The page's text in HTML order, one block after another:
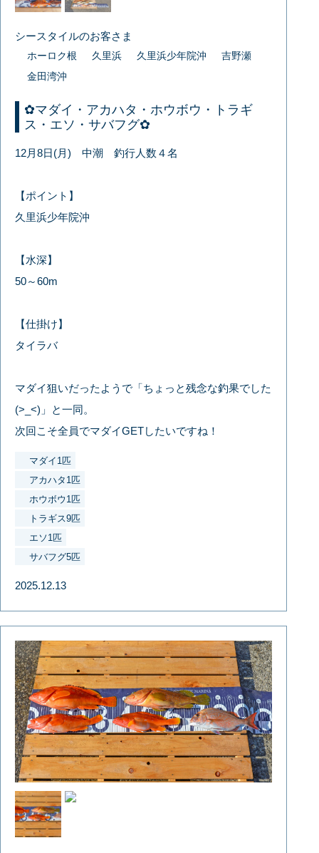
シースタイルのお客さま
ホーロク根 久里浜 久里浜少年院沖
吉野瀬
金田湾沖
✿マダイ・アカハタ・ホウボウ・トラギ
ス・エソ・サバフグ✿
12月8日(月) 中潮 釣行人数４名
【ポイント】
久里浜少年院沖
【水深】
50～60m
【仕掛け】
タイラバ
マダイ狙いだったようで「ちょっと残念な釣果でした
(>_<)」と一同。
次回こそ全員でマダイGETしたいですね！
マダイ1匹
アカハタ1匹
ホウボウ1匹
トラギス9匹
エソ1匹
サバフグ5匹
2025.12.13